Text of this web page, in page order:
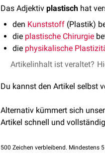
Das Adjektiv plastisch hat
den Kunststoff (Plastik)
die plastische Chirurgie
die physikalische
Artikelinhalt ist veraltet?
Du kannst den Artikel selbst
Alternativ kümmert sich
Artikel schnell und
500 Zeichen verbleibend. Mindestens